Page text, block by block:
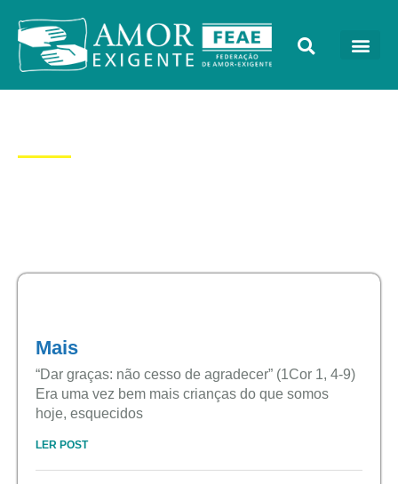
Mais
“Dar graças: não cesso de agradecer” (1Cor 1, 4-9)
Era uma vez bem mais crianças do que somos
hoje, esquecidos
LER POST